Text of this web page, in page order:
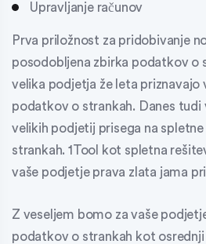
Upravljanje računov
Prva priložnost za pridobivanje
posodobljena zbirka podatkov o
velika podjetja že leta priznavajo
podatkov o strankah. Danes tudi
velikih podjetij prisega na
strankah. 1Tool kot spletna
vaše podjetje prava zlata jama
Z veseljem bomo za vaše
podatkov o strankah kot